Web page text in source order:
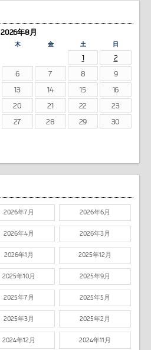
2026年8月
木 金 土 日
1
2
6 7 8
9
13 14 15
16
20 21 22
23
27 28 29
30
2026年7月 2026年6月
2026年4月 2026年3月
2026年1月 2025年12月
2025年10月 2025年9月
2025年7月 2025年5月
2025年3月 2025年2月
2024年12月 2024年11月